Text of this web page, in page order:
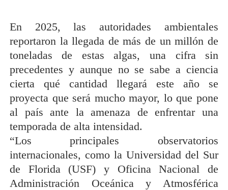
En 2025, las autoridades ambientales
reportaron la llegada de más de un millón de
toneladas de estas algas, una cifra sin
precedentes y aunque no se sabe a ciencia
cierta qué cantidad llegará este año se
proyecta que será mucho mayor, lo que pone
al país ante la amenaza de enfrentar una
temporada de alta intensidad.
“Los principales observatorios
internacionales, como la Universidad del Sur
de Florida (USF) y Oficina Nacional de
Administración Oceánica y Atmosférica